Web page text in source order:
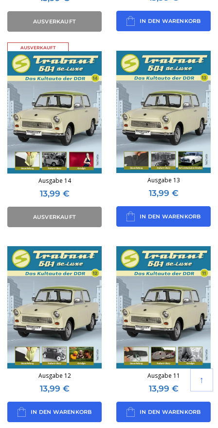
AUSVERKAUFT IN DEN WARENKORB
AUSVERKAUFT
Ausgabe 14
13,99 €
AUSVERKAUFT
Ausgabe 13
13,99 €
IN DEN WARENKORB
Ausgabe 12
13,99 €
IN DEN WARENKORB
Ausgabe 11
13,99 €
IN DEN WARENKORB
↑